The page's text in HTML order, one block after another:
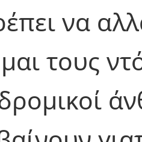
να
τους